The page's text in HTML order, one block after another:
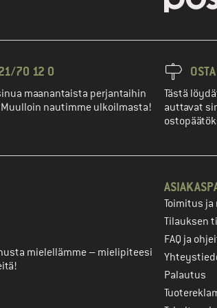
70 12 0
maanantaista perjantaihin
nautimme ulkoilmasta!
Tästä
auttavat
mielellämme – mielipiteesi
Toimitus ja
Tilauksen
FAQ ja
Palautus